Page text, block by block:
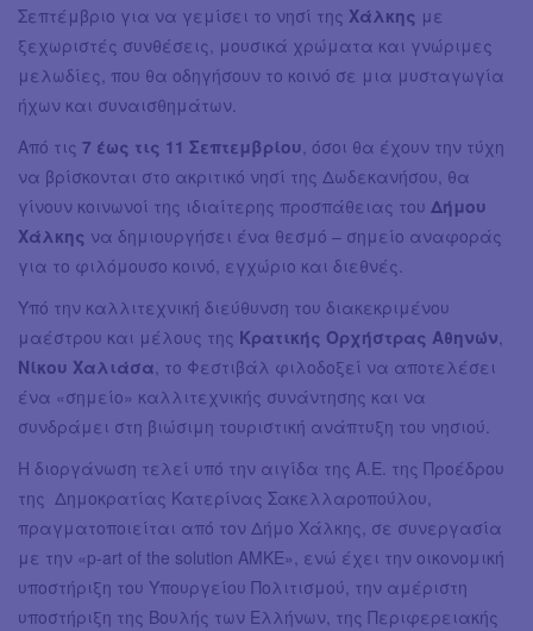
Σεπτέμβριο για να γεμίσει το νησί της Χάλκης με
ξεχωριστές συνθέσεις, μουσικά χρώματα και γνώριμες
μελωδίες, που θα οδηγήσουν το κοινό σε μια μυσταγωγία
ήχων και συναισθημάτων.
Από τις 7 έως τις 11 Σεπτεμβρίου, όσοι θα έχουν την τύχη
να βρίσκονται στο ακριτικό νησί της Δωδεκανήσου, θα
γίνουν κοινωνοί της ιδιαίτερης προσπάθειας του Δήμου
Χάλκης να δημιουργήσει ένα θεσμό – σημείο αναφοράς
για το φιλόμουσο κοινό, εγχώριο και διεθνές.
Υπό την καλλιτεχνική διεύθυνση του διακεκριμένου
μαέστρου και μέλους της Κρατικής Ορχήστρας Αθηνών,
Νίκου Χαλιάσα, το Φεστιβάλ φιλοδοξεί να αποτελέσει
ένα «σημείο» καλλιτεχνικής συνάντησης και να
συνδράμει στη βιώσιμη τουριστική ανάπτυξη του νησιού.
Η διοργάνωση τελεί υπό την αιγίδα της Α.Ε. της Προέδρου
της Δημοκρατίας Κατερίνας Σακελλαροπούλου,
πραγματοποιείται από τον Δήμο Χάλκης, σε συνεργασία
με την «p-art of the solution AΜKE», ενώ έχει την οικονομική
υποστήριξη του Υπουργείου Πολιτισμού, την αμέριστη
υποστήριξη της Βουλής των Ελλήνων, της Περιφερειακής